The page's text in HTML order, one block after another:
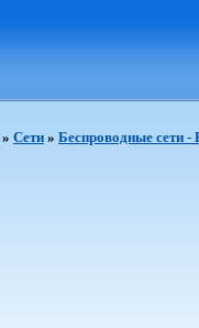
» Сети » Беспроводные сети -